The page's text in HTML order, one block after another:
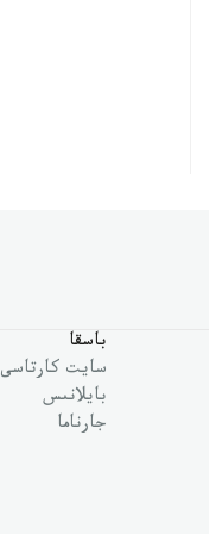
باسقا
سايت كارتاسى
بايلانىس
جارناما